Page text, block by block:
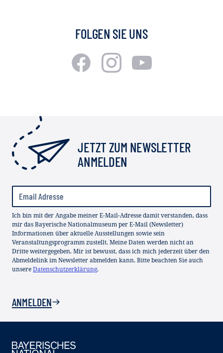
FOLGEN SIE UNS
JETZT ZUM NEWSLETTER
ANMELDEN
Ich bin mit der Angabe meiner E-Mail-Adresse damit verstanden, dass
mir das Bayerische Nationalmuseum per E-Mail (Newsletter)
Informationen über aktuelle Ausstellungen sowie sein
Veranstaltungsprogramm zustellt. Meine Daten werden nicht an
Dritte weitergegeben. Mir ist bewusst, dass ich mich jederzeit über den
Abmeldelink im Newsletter abmelden kann. Bitte beachten Sie auch
unsereDatenschutzerklärung.
ANMELDEN